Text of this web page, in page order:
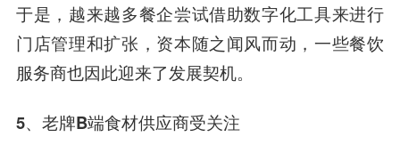
于是，越来越多餐企尝试借助数字化工具来进行
门店管理和扩张，资本随之闻风而动，一些餐饮
服务商也因此迎来了发展契机。
5、老牌B端食材供应商受关注